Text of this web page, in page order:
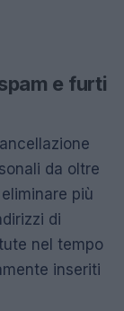
e furti
da oltre
più
di
nel tempo
inseriti